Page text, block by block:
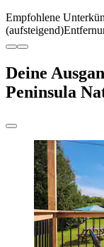
Empfohlene
(aufsteigend)
Deine
Peninsula